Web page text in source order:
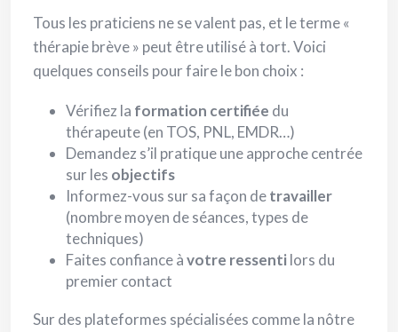
Tous les praticiens ne se valent pas, et le terme «
thérapie brève » peut être utilisé à tort. Voici
quelques conseils pour faire le bon choix :
Vérifiez la formation certifiée du
thérapeute (en TOS, PNL, EMDR…)
Demandez s’il pratique une approche centrée
sur les objectifs
Informez-vous sur sa façon detravailler
(nombre moyen de séances, types de
techniques)
Faites confiance àvotre ressenti lors du
premier contact
Sur des plateformes spécialisées comme la nôtre